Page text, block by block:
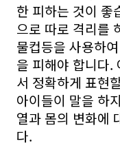
한 피하는 것이 좋
으로 따로 격리를
물컵등을 사용하
을 피해야 합니다.
서 정확하게 표현
아이들이 말을 하
열과 몸의 변화에
다.